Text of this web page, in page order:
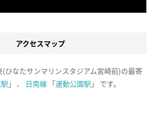
アクセスマップ
ひなたサンマリンスタジアム宮崎前)の最寄
」 、 日南線 「運動公園駅 」 です。